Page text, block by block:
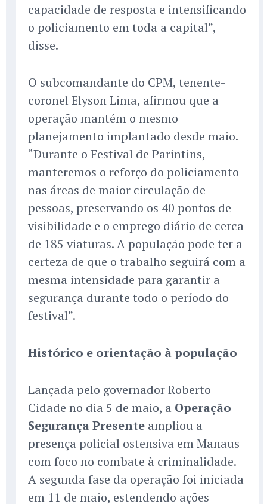
capacidade de resposta e intensificando
o policiamento em toda a capital”,
disse.
O subcomandante do CPM, tenente-
coronel Elyson Lima, afirmou que a
operação mantém o mesmo
planejamento implantado desde maio.
“Durante o Festival de Parintins,
manteremos o reforço do policiamento
nas áreas de maior circulação de
pessoas, preservando os 40 pontos de
visibilidade e o emprego diário de cerca
de 185 viaturas. A população pode ter a
certeza de que o trabalho seguirá com a
mesma intensidade para garantir a
segurança durante todo o período do
festival”.
Histórico e orientação à população
Lançada pelo governador Roberto
Cidade no dia 5 de maio, a Operação
Segurança Presente ampliou a
presença policial ostensiva em Manaus
com foco no combate à criminalidade.
A segunda fase da operação foi iniciada
em 11 de maio, estendendo ações